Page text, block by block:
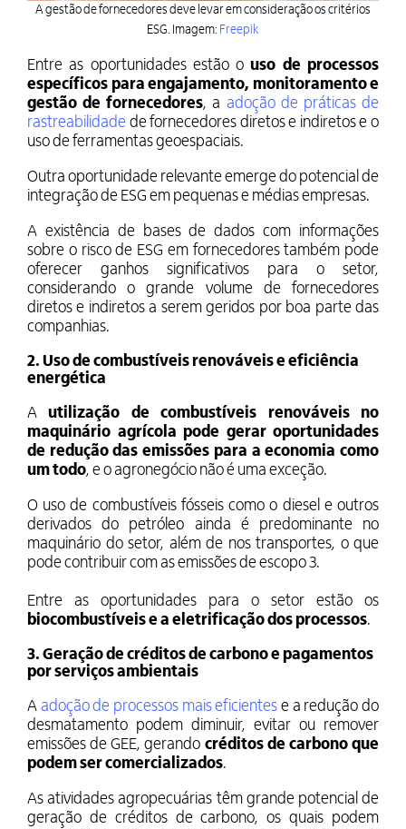
A gestão de fornecedores deve levar em consideração os critérios
ESG. Imagem: Freepik
Entre as oportunidades estão ouso de processos
específicos para engajamento, monitoramento e
gestão de fornecedores, a adoção de práticas de
rastreabilidade de fornecedores diretos e indiretos e o
uso de ferramentas geoespaciais.
Outra oportunidade relevante emerge do potencial de
integração de ESG em pequenas e médias empresas.
A existência de bases de dados com informações
sobre o risco de ESG em fornecedores também pode
oferecer ganhos significativos para o setor,
considerando o grande volume de fornecedores
diretos e indiretos a serem geridos por boa parte das
companhias.
2. Uso de combustíveis renováveis e eficiência
energética
Autilização de combustíveis renováveis no
maquinário agrícola pode gerar oportunidades
de redução das emissões para a economia como
um todo, e o agronegócio não é uma exceção.
O uso de combustíveis fósseis como o diesel e outros
derivados do petróleo ainda é predominante no
maquinário do setor, além de nos transportes, o que
pode contribuir com as emissões de escopo 3.
Entre as oportunidades para o setor estão os
biocombustíveis e a eletrificação dos processos.
3. Geração de créditos de carbono e pagamentos
por serviços ambientais
A adoção de processos mais eficientes e a redução do
desmatamento podem diminuir, evitar ou remover
emissões de GEE, gerando créditos de carbono que
podem ser comercializados.
As atividades agropecuárias têm grande potencial de
geração de créditos de carbono, os quais podem